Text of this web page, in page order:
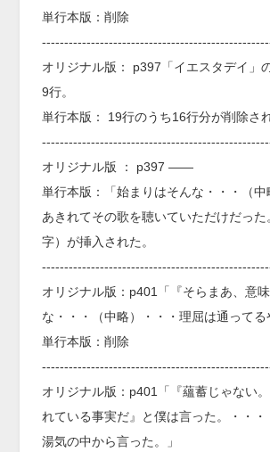
単行本版：削除
オリジナル版： p397「イエスタデイ」
9行。
単行本版： 19行のうち16行分が削除され
オリジナル版 ： p397 ――
単行本版：「始まりはそんな・・・（
あきれてその歌を聴いていただけだっ
字）が挿入された。
オリジナル版：p401「『そらまあ、意
な・・・（中略）・・・理屈は通ってる
単行本版：削除
オリジナル版：p401「『蘊蓄じゃない
れている事実だ』と僕は言った。・・・
湯気の中から言った。」